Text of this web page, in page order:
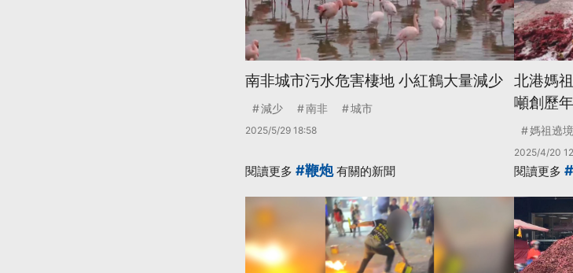
南非城市污水危害棲地 小紅鶴大量減少
減少 南非 城市
2025/5/29 18:58
北港媽
噸創歷
媽祖遶境
2025/4/20
閱讀更多 #鞭炮有關的新聞 閱讀更多